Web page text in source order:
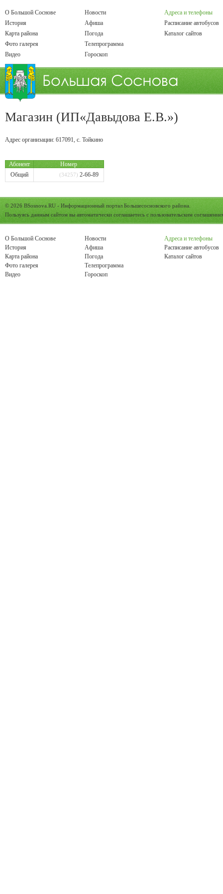
О Большой Соснове
История
Карта района
Фото галерея
Видео
Новости
Афиша
Погода
Телепрограмма
Гороскоп
Адреса и телефоны
Расписание автобусов
Каталог сайтов
Магазин (ИП«Давыдова Е.В.»)
Адрес организации: 617091, с. Тойкино
Абонент
Номер
Общий
(34257) 2-66-89
© 2026 BSosnova.RU - Информационный портал Большесосновского района.
Пользуясь данным сайтом вы автоматически соглашаетесь с пользовательским
О Большой Соснове
История
Карта района
Фото галерея
Видео
Новости
Афиша
Погода
Телепрограмма
Гороскоп
Адреса и телефоны
Расписание автобусов
Каталог сайтов